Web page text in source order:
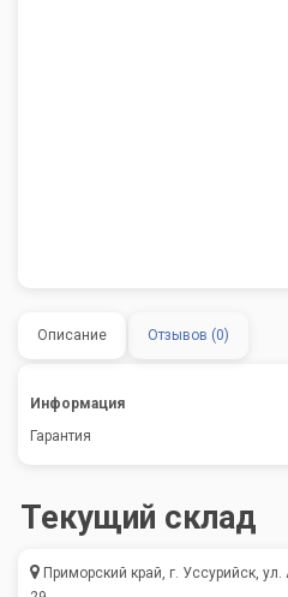
Описание Отзывов (0)
Информация
Гарантия
Текущий склад
Приморский край, г. Уссурийск,